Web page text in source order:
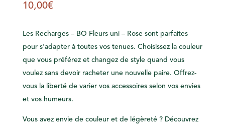
10,00€
Les Recharges – BO Fleurs uni – Rose sont parfaites
pour s’adapter à toutes vos tenues. Choisissez la couleur
que vous préférez et changez de style quand vous
voulez sans devoir racheter une nouvelle paire. Offrez-
vous la liberté de varier vos accessoires selon vos envies
et vos humeurs.
Vous avez envie de couleur et de légèreté ? Découvrez